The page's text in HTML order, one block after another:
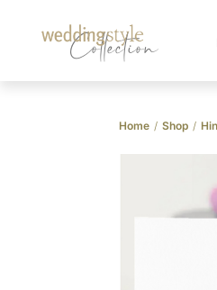
Collection
Home / Shop /